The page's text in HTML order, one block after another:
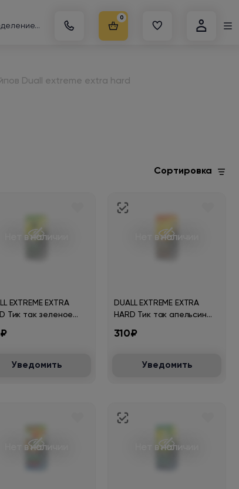
0
Duall extreme extra hard
Сортировка
Нет в наличии
EXTREME EXTRA
Тик так зеленое
Уведомить
Нет в наличии
DUALL EXTREME EXTRA
HARD Тик так апельсин
310₽
Уведомить
Нет в наличии Нет в наличии